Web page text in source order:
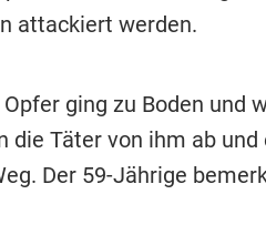
attackiert werden.
Opfer ging zu Boden
die Täter von ihm ab
Der 59-Jährige